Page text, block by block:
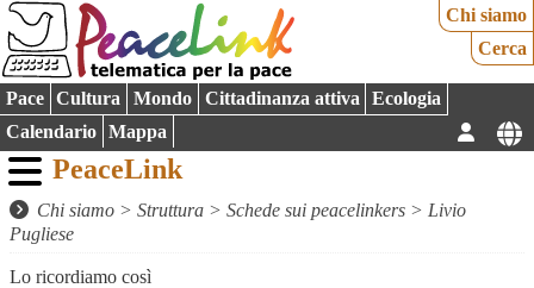
Chi siamo
Cerca
Pace Cultura Mondo Cittadinanza attiva
Ecologia
Calendario
Mappa
PeaceLink
Chi siamo >Struttura >Schede sui peacelinkers > Livio
Pugliese
Lo ricordiamo così